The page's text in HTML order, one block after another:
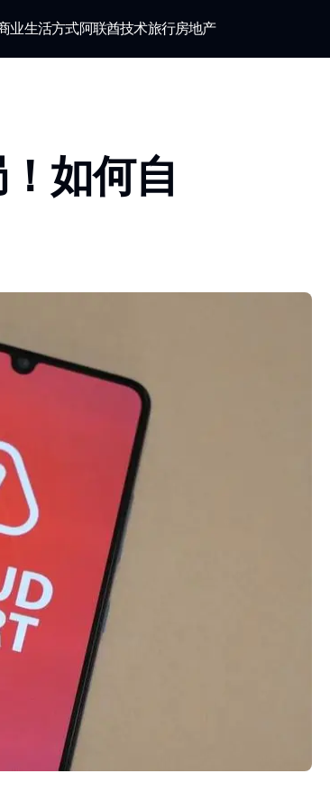
业生活方式阿联酋技术旅行房地产
如何自